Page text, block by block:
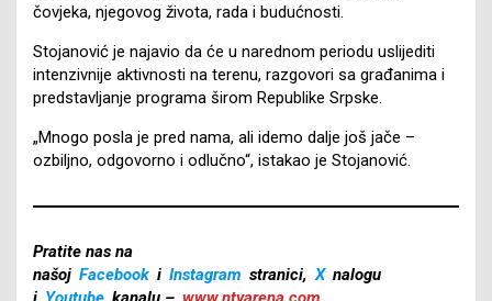
čovjeka, njegovog života, rada i budućnosti.
Stojanović je najavio da će u narednom periodu uslijediti
intenzivnije aktivnosti na terenu, razgovori sa građanima i
predstavljanje programa širom Republike Srpske.
„Mnogo posla je pred nama, ali idemo dalje još jače –
ozbiljno, odgovorno i odlučno“, istakao je Stojanović.
Pratite nas na
našoj Facebook i Instagram stranici, X nalogu